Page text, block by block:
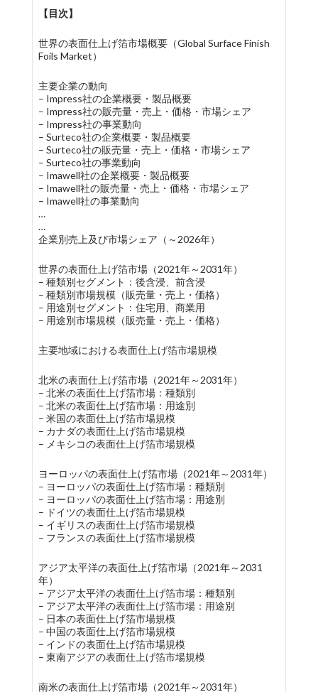
【目次】
世界の表面仕上げ箔市場概要（Global Surface Finish
Foils Market）
主要企業の動向
– Impress社の企業概要・製品概要
– Impress社の販売量・売上・価格・市場シェア
– Impress社の事業動向
– Surteco社の企業概要・製品概要
– Surteco社の販売量・売上・価格・市場シェア
– Surteco社の事業動向
– Imawell社の企業概要・製品概要
– Imawell社の販売量・売上・価格・市場シェア
– Imawell社の事業動向
…
…
企業別売上及び市場シェア（～2026年）
世界の表面仕上げ箔市場（2021年～2031年）
– 種類別セグメント：後含浸、前含浸
– 種類別市場規模（販売量・売上・価格）
– 用途別セグメント：住宅用、商業用
– 用途別市場規模（販売量・売上・価格）
主要地域における表面仕上げ箔市場規模
北米の表面仕上げ箔市場（2021年～2031年）
– 北米の表面仕上げ箔市場：種類別
– 北米の表面仕上げ箔市場：用途別
– 米国の表面仕上げ箔市場規模
– カナダの表面仕上げ箔市場規模
– メキシコの表面仕上げ箔市場規模
ヨーロッパの表面仕上げ箔市場（2021年～2031年）
– ヨーロッパの表面仕上げ箔市場：種類別
– ヨーロッパの表面仕上げ箔市場：用途別
– ドイツの表面仕上げ箔市場規模
– イギリスの表面仕上げ箔市場規模
– フランスの表面仕上げ箔市場規模
アジア太平洋の表面仕上げ箔市場（2021年～2031
年）
– アジア太平洋の表面仕上げ箔市場：種類別
– アジア太平洋の表面仕上げ箔市場：用途別
– 日本の表面仕上げ箔市場規模
– 中国の表面仕上げ箔市場規模
– インドの表面仕上げ箔市場規模
– 東南アジアの表面仕上げ箔市場規模
南米の表面仕上げ箔市場（2021年～2031年）